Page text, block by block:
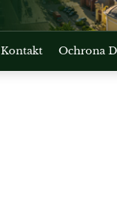
Kontakt Ochrona